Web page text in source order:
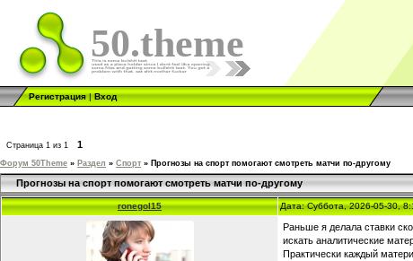
50.theme
Регистрация|Вход
Страница 1 из 1 1
Форум 50Theme » Раздел » Спорт » Прогнозы на спорт помогают смотреть матчи по-другому
Прогнозы на спорт помогают смотреть матчи по-другому
ronegol15 Дата: Суббота, 2026-05-30,
Раньше я делала ставки
искать аналитические
Практически каждый